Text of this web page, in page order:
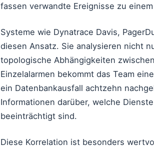
fassen verwandte Ereignisse zu
Systeme wie Dynatrace Davis,
diesen Ansatz. Sie analysieren nicht
topologische Abhängigkeiten
Einzelalarmen bekommt das Team
ein Datenbankausfall achtzehn
Informationen darüber, welche
beeinträchtigt sind.
Diese Korrelation ist besonders